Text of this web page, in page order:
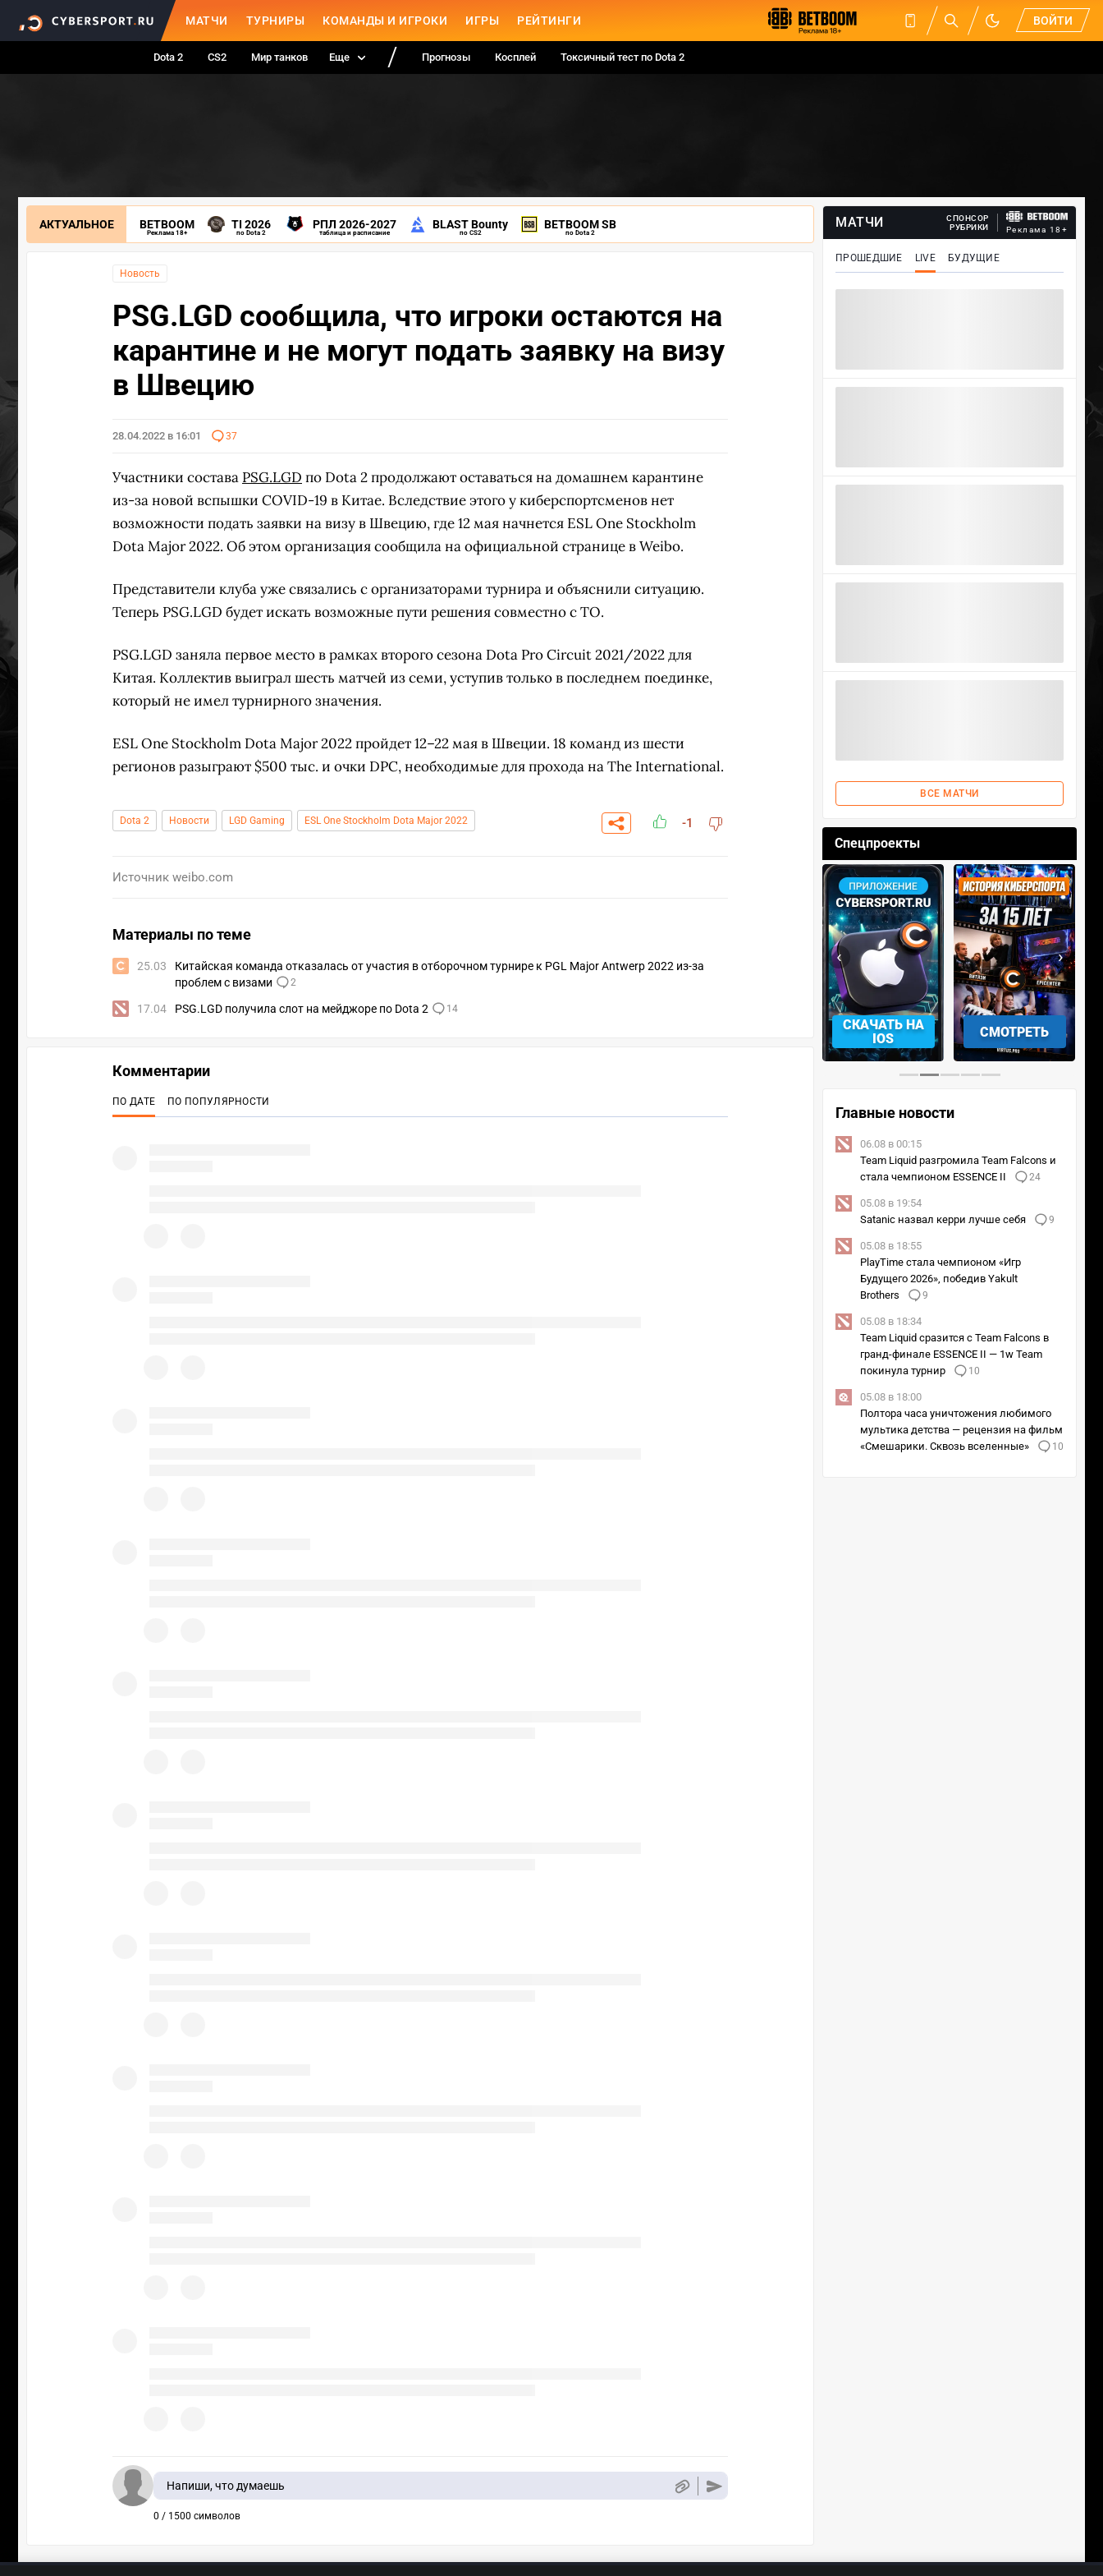
МАТЧИ ТУРНИРЫ КОМАНДЫ И ИГРОКИ ИГРЫ РЕЙТИНГИ ВОЙТИ
Dota 2 CS2 Мир танков Еще Прогнозы Косплей Токсичный тест по Dota 2
АКТУАЛЬНОЕ BETBOOM
Реклама 18+
TI 2026
по Dota 2
РПЛ 2026-2027
таблица и расписание
BLAST Bounty
по CS2
BETBOOM SB
по Dota 2
Новость
PSG.LGD сообщила, что игроки остаются на
карантине и не могут подать заявку на визу
в Швецию
28.04.2022 в 16:01 37
Участники состава PSG.LGD по Dota 2 продолжают оставаться на домашнем карантине
из-за новой вспышки COVID-19 в Китае. Вследствие этого у киберспортсменов нет
возможности подать заявки на визу в Швецию, где 12 мая начнется ESL One Stockholm
Dota Major 2022. Об этом организация сообщила на официальной странице в Weibo.
Представители клуба уже связались с организаторами турнира и объяснили ситуацию.
Теперь PSG.LGD будет искать возможные пути решения совместно с ТО.
PSG.LGD заняла первое место в рамках второго сезона Dota Pro Circuit 2021/2022 для
Китая. Коллектив выиграл шесть матчей из семи, уступив только в последнем поединке,
который не имел турнирного значения.
ESL One Stockholm Dota Major 2022 пройдет 12–22 мая в Швеции. 18 команд из шести
регионов разыграют $500 тыс. и очки DPС, необходимые для прохода на The International.
Dota 2 Новости LGD Gaming ESL One Stockholm Dota Major 2022 -1
Источник weibo.com
Материалы по теме
25.03
Китайская команда отказалась от участия в отборочном турнире к PGL Major Antwerp 2022 из-за
проблем с визами
2
17.04 PSG.LGD получила слот на мейджоре по Dota 2 14
МАТЧИ
СПОНСОР
РУБРИКИ
Реклама 18+
ПРОШЕДШИЕ LIVE БУДУЩИЕ
ВСЕ МАТЧИ
Спецпроекты
СМОТРЕТЬ УЧАСТВОВАТЬ
‹ ›
Главные новости
06.08 в 00:15
Team Liquid разгромила Team Falcons и
стала чемпионом ESSENCE II
24
05.08 в 19:54
Satanic назвал керри лучше себя
9
05.08 в 18:55
PlayTime стала чемпионом «Игр
Будущего 2026», победив Yakult
Brothers
9
05.08 в 18:34
Team Liquid сразится с Team Falcons в
гранд-финале ESSENCE II — 1w Team
покинула турнир
10
05.08 в 18:00
Полтора часа уничтожения любимого
мультика детства — рецензия на фильм
«Смешарики. Сквозь вселенные»
10
Комментарии
ПО ДАТЕ ПО ПОПУЛЯРНОСТИ
Напиши, что думаешь
0 / 1500 символов